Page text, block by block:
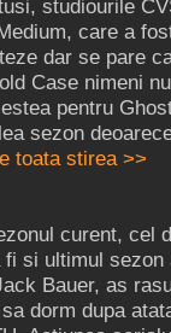
studiourile
care a
dar se pare
Case nimeni
pentru
sezon
toata stirea >>
curent, cel
si ultimul sezon
Bauer, as
dorm dupa